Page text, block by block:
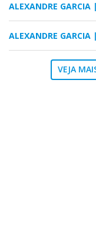
ALEXANDRE GARCIA |
ALEXANDRE GARCIA |
VEJA